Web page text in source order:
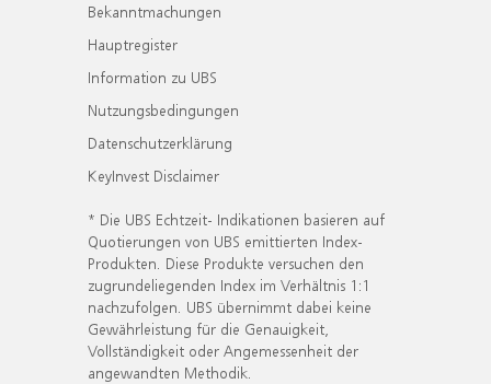
Bekanntmachungen
Hauptregister
Information zu UBS
Nutzungsbedingungen
Datenschutzerklärung
KeyInvest Disclaimer
* Die UBS Echtzeit- Indikationen basieren auf
Quotierungen von UBS emittierten Index-
Produkten. Diese Produkte versuchen den
zugrundeliegenden Index im Verhältnis 1:1
nachzufolgen. UBS übernimmt dabei keine
Gewährleistung für die Genauigkeit,
Vollständigkeit oder Angemessenheit der
angewandten Methodik.